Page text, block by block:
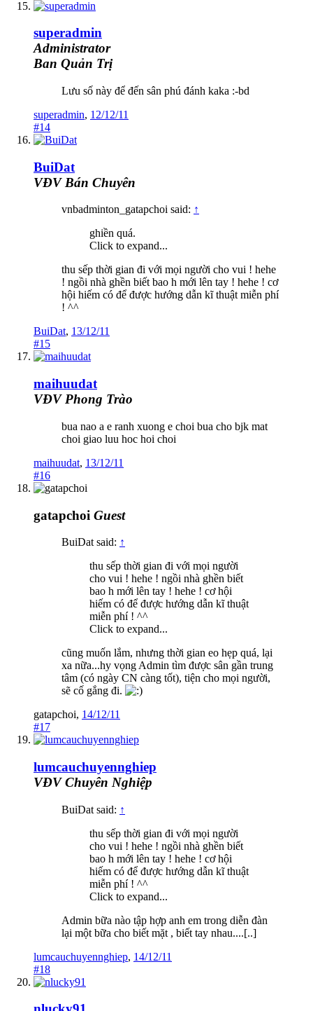
superadmin
Administrator
Ban Quản Trị
Lưu số này để đến sân phú đánh kaka :-bd
superadmin, 12/12/11
#14
BuiDat
VĐV Bán Chuyên
vnbadminton_gatapchoi said: ↑
ghiền quá.
Click to expand...
thu sếp thời gian đi với mọi người cho vui ! hehe
! ngồi nhà ghền biết bao h mới lên tay ! hehe ! cơ
hội hiếm có để được hướng dẫn kĩ thuật miễn phí
! ^^
BuiDat, 13/12/11
#15
maihuudat
VĐV Phong Trào
bua nao a e ranh xuong e choi bua cho bjk mat
choi giao luu hoc hoi choi
maihuudat, 13/12/11
#16
gatapchoi Guest
BuiDat said: ↑
thu sếp thời gian đi với mọi người
cho vui ! hehe ! ngồi nhà ghền biết
bao h mới lên tay ! hehe ! cơ hội
hiếm có để được hướng dẫn kĩ thuật
miễn phí ! ^^
Click to expand...
cũng muốn lắm, nhưng thời gian eo hẹp quá, lại
xa nữa...hy vọng Admin tìm được sân gần trung
tâm (có ngày CN càng tốt), tiện cho mọi người,
sẽ cố gắng đi.
gatapchoi, 14/12/11
#17
lumcauchuyennghiep
VĐV Chuyên Nghiệp
BuiDat said: ↑
thu sếp thời gian đi với mọi người
cho vui ! hehe ! ngồi nhà ghền biết
bao h mới lên tay ! hehe ! cơ hội
hiếm có để được hướng dẫn kĩ thuật
miễn phí ! ^^
Click to expand...
Admin bữa nào tập hợp anh em trong diễn đàn
lại một bữa cho biết mặt , biết tay nhau....[..]
lumcauchuyennghiep, 14/12/11
#18